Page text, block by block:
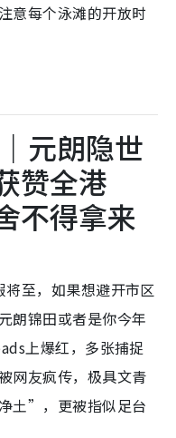
意每个泳滩的开放时
元朗隐世
赞全港
不得拿来
将至，如果想避开市区
朗锦田或者是你今年
上爆红，多张捕捉
网友疯传，极具文青
土”，更被指似足台